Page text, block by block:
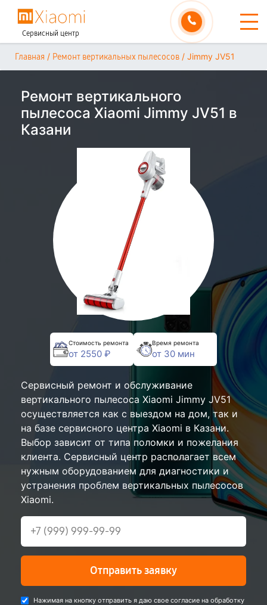
Сервисный центр
Главная / Ремонт вертикальных пылесосов / Jimmy JV51
Ремонт вертикального
пылесоса Xiaomi Jimmy JV51 в
Казани
Стоимость ремонта
от 2550 ₽
Время ремонта
от 30 мин
Сервисный ремонт и обслуживание
вертикального пылесоса Xiaomi Jimmy JV51
осуществляется как с выездом на дом, так и
на базе сервисного центра Xiaomi в Казани.
Выбор зависит от типа поломки и пожелания
клиента. Сервисный центр располагает всем
нужным оборудованием для диагностики и
устранения проблем вертикальных пылесосов
Xiaomi.
Отправить заявку
Нажимая на кнопку отправить я даю свое согласие на обработку